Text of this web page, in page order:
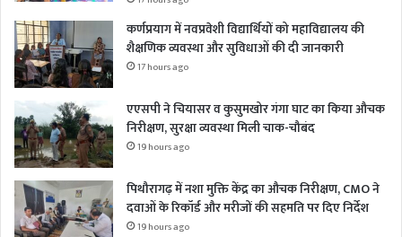
कर्णप्रयाग में नवप्रवेशी विद्यार्थियों को महाविद्यालय की
शैक्षणिक व्यवस्था और सुविधाओं की दी जानकारी
17 hours ago
एएसपी ने चियासर व कुसुमखोर गंगा घाट का किया औचक
निरीक्षण, सुरक्षा व्यवस्था मिली चाक-चौबंद
19 hours ago
पिथौरागढ़ में नशा मुक्ति केंद्र का औचक निरीक्षण, CMO ने
दवाओं के रिकॉर्ड और मरीजों की सहमति पर दिए निर्देश
19 hours ago